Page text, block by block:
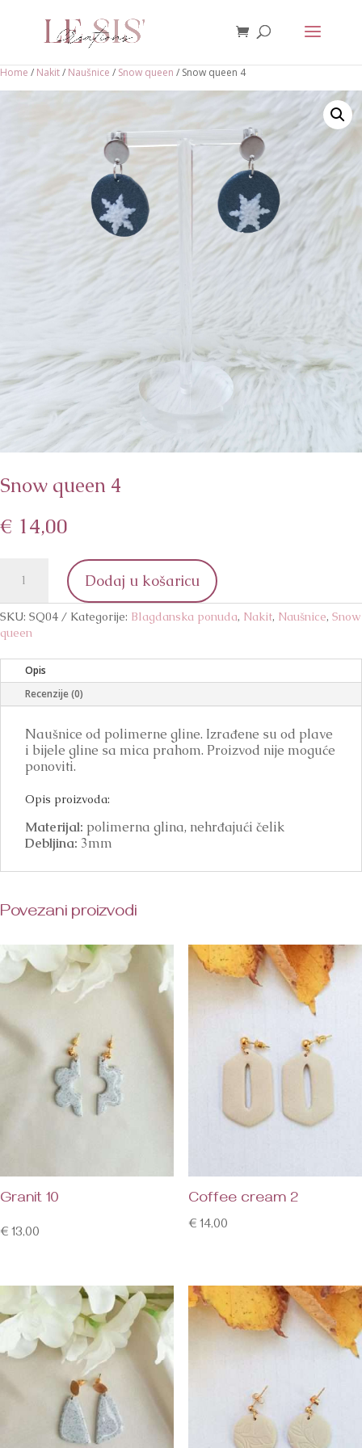
Home / Nakit/ Naušnice / Snow queen / Snow queen 4
Snow queen 4
€ 14,00
queen
količina
Dodaj u košaricu
SKU: SQ04 Kategorije: Blagdanska ponuda, Nakit, Naušnice, Snow
queen
Opis
Recenzije (0)
Naušnice od polimerne gline. Izrađene su od plave
i bijele gline sa mica prahom. Proizvod nije moguće
ponoviti.
Opis proizvoda:
Materijal: polimerna glina, nehrđajući čelik
Debljina: 3mm
Povezani proizvodi
Granit 10
€ 13,00
Coffee cream 2
€14,00